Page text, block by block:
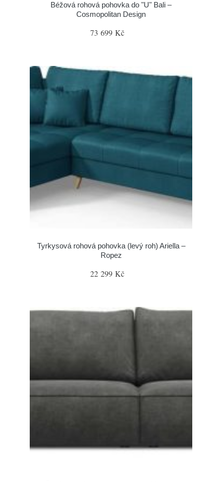
Béžová rohová pohovka do "U" Bali –
Cosmopolitan Design
73 699 Kč
Tyrkysová rohová pohovka (levý roh) Ariella –
Ropez
22 299 Kč